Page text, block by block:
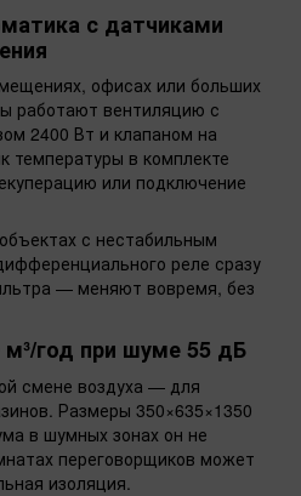
с датчиками
офисах или больших
работают вентиляцию с
2400 Вт и клапаном на
температуры в комплекте
или подключение
с нестабильным
реле сразу
— меняют вовремя, без
м³/год при шуме 55 дБ
смене воздуха — для
Размеры 350×635×1350
в шумных зонах он не
переговорщиков может
изоляция.